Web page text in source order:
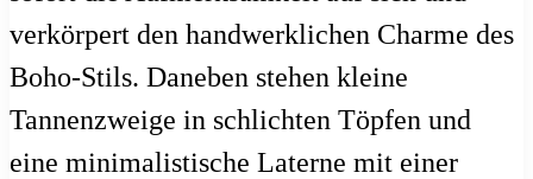
verkörpert den handwerklichen Charme des
Boho-Stils. Daneben stehen kleine
Tannenzweige in schlichten Töpfen und
eine minimalistische Laterne mit einer